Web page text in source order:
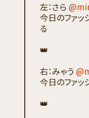
左：さら
今日のファ
る
👑
右：みゃう
今日のファ
👑